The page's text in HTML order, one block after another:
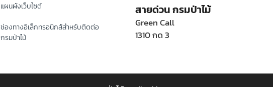
แผนผังเว็บไซต์
ช่องทางอิเล็กทรอนิกส์สำหรับติดต่อ
กรมป่าไม้
สายด่วน กรมป่าไม้
Green Call
1310 กด 3